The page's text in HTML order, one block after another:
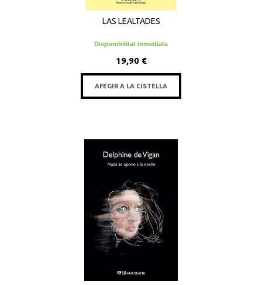
LAS LEALTADES
Disponibilitat inmediata
19,90 €
AFEGIR A LA CISTELLA